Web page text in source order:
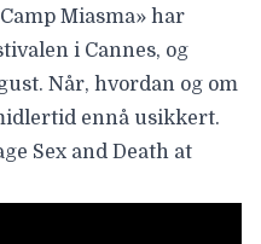
Miasma» har
i Cannes, og
Når, hvordan og om
ennå usikkert.
Sex and Death at